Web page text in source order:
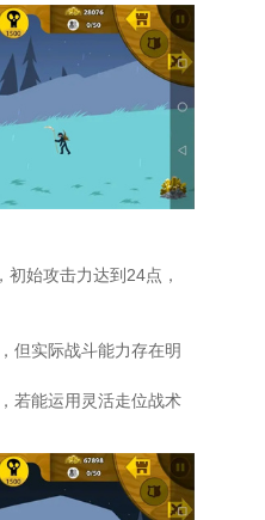
始攻击力达到24点，
但实际战斗能力存在明
若能运用灵活走位战术